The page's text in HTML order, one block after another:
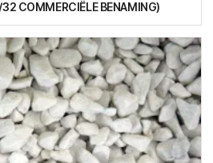
COMMERCIËLE BENAMING)